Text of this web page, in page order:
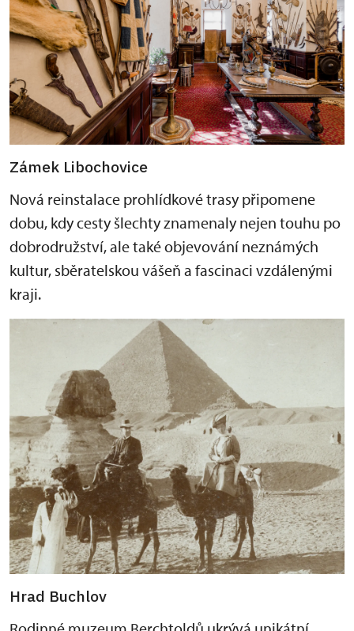
Zámek Libochovice
Nová reinstalace prohlídkové trasy připomene
dobu, kdy cesty šlechty znamenaly nejen touhu po
dobrodružství, ale také objevování neznámých
kultur, sběratelskou vášeň a fascinaci vzdálenými
kraji.
Hrad Buchlov